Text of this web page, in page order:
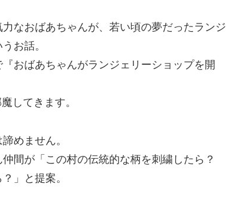
なおばあちゃんが、若い頃の夢だったランジ
お話。
おばあちゃんがランジェリーショップを開
してきます。
めません。
間が「この村の伝統的な柄を刺繍したら？
」と提案。